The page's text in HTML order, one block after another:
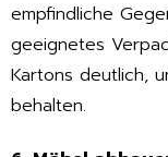
empfindliche
geeignetes
Kartons deutlich,
behalten.